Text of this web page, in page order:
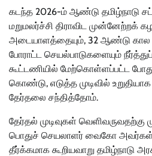
கடந்த 2026-ம் ஆண்டு தமிழ்நாடு
மறுமலர்ச்சி திராவிட முன்னேற்றக்
அடையாளத்தையும், 32 ஆண்டு கால
போராட்ட செயல்பாடுகளையும்
கூட்டணியில் மேற்கொள்ளப்பட்ட
கொண்டு, எடுத்த முடிவில்
தேர்தலை சந்தித்தோம்.
தேர்தல் முடிவுகள் வெளிவருவதற்கு
பொதுச் செயலாளர் வைகோ அவர்கள்
தீர்க்கமாக கூறியவாறு தமிழ்நாடு